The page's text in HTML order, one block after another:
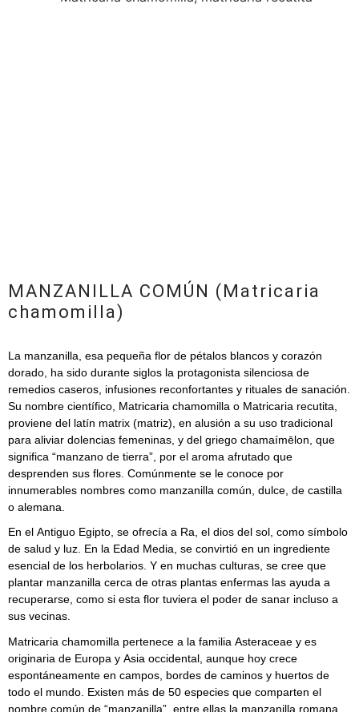
MANZANILLA COMÚN (Matricaria
chamomilla)
La manzanilla, esa pequeña flor de pétalos blancos y corazón
dorado, ha sido durante siglos la protagonista silenciosa de
remedios caseros, infusiones reconfortantes y rituales de sanación.
Su nombre científico, Matricaria chamomilla o Matricaria recutita,
proviene del latín matrix (matriz), en alusión a su uso tradicional
para aliviar dolencias femeninas, y del griego chamaímēlon, que
significa “manzano de tierra”, por el aroma afrutado que
desprenden sus flores. Comúnmente se le conoce por
innumerables nombres como manzanilla común, dulce, de castilla
o alemana.
En el Antiguo Egipto, se ofrecía a Ra, el dios del sol, como símbolo
de salud y luz. En la Edad Media, se convirtió en un ingrediente
esencial de los herbolarios. Y en muchas culturas, se cree que
plantar manzanilla cerca de otras plantas enfermas las ayuda a
recuperarse, como si esta flor tuviera el poder de sanar incluso a
sus vecinas.
Matricaria chamomilla pertenece a la familia Asteraceae y es
originaria de Europa y Asia occidental, aunque hoy crece
espontáneamente en campos, bordes de caminos y huertos de
todo el mundo. Existen más de 50 especies que comparten el
nombre común de “manzanilla”, entre ellas la manzanilla romana